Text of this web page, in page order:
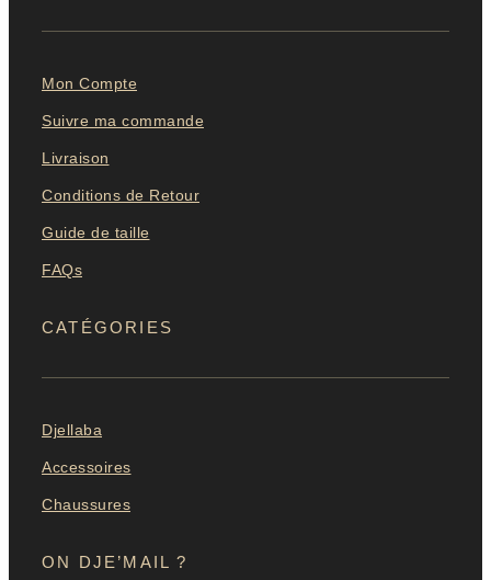
Mon Compte
Suivre ma commande
Livraison
Conditions de Retour
Guide de taille
FAQs
CATÉGORIES
Djellaba
Accessoires
Chaussures
ON DJE’MAIL ?